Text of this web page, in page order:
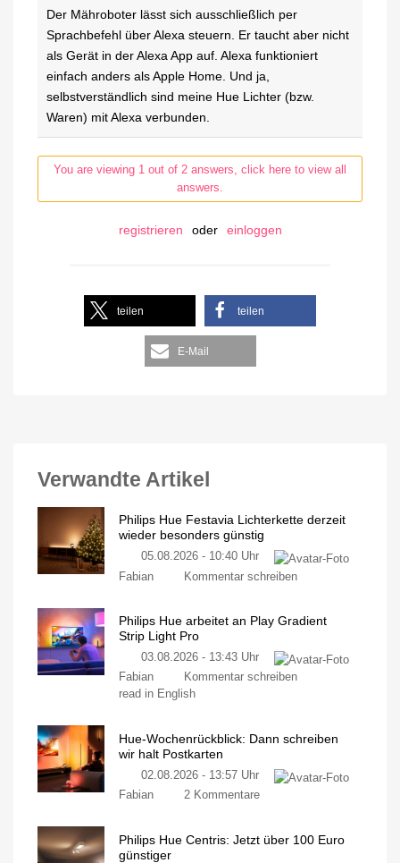
Der Mähroboter lässt sich ausschließlich per
Sprachbefehl über Alexa steuern. Er taucht aber nicht
als Gerät in der Alexa App auf. Alexa funktioniert
einfach anders als Apple Home. Und ja,
selbstverständlich sind meine Hue Lichter (bzw.
Waren) mit Alexa verbunden.
You are viewing 1 out of 2 answers, click here to view all
answers.
registrieren oder einloggen
teilen teilen
E-Mail
Verwandte Artikel
Philips Hue Festavia Lichterkette derzeit
wieder besonders günstig
05.08.2026 - 10:40 Uhr
Fabian
Kommentar schreiben
Philips Hue arbeitet an Play Gradient
Strip Light Pro
03.08.2026 - 13:43 Uhr
Fabian
Kommentar schreiben
read in English
Hue-Wochenrückblick: Dann schreiben
wir halt Postkarten
02.08.2026 - 13:57 Uhr
Fabian
2 Kommentare
Philips Hue Centris: Jetzt über 100 Euro
günstiger